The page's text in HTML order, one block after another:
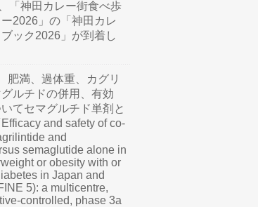
「神田カレー街食べ歩
2026」の「神田カレ
ック2026」が到着し
肥満、過体重、カグリ
ルチドの併用、有効
てセマグルチド単剤と
and safety of co-
and
semaglutide alone in
or obesity with or
in Japan and
5): a multicentre,
controlled, phase 3a